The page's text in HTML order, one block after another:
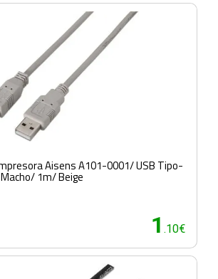
Aisens A101-0001/ USB Tipo-
1m/ Beige
1 .10€